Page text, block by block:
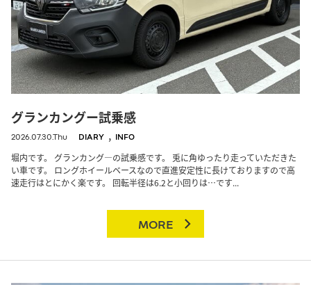
グランカングー試乗感
2026.07.30.Thu DIARY , INFO
堀内です。 グランカング―の試乗感です。 兎に角ゆったり走っていただきた
い車です。 ロングホイールベースなので直進安定性に長けておりますので高
速走行はとにかく楽です。 回転半径は6.2と小回りは…です...
MORE